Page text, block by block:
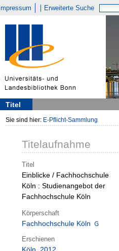
Impressum Erweiterte Suche
Titel
Sie sind hier: E-Pflicht-Sammlung
Titelaufnahme
Titel
Einblicke / Fachhochschule
Köln : Studienangebot der
Fachhochschule Köln
Körperschaft
Fachhochschule Köln
Erschienen